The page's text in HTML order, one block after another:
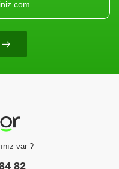
var ?
82